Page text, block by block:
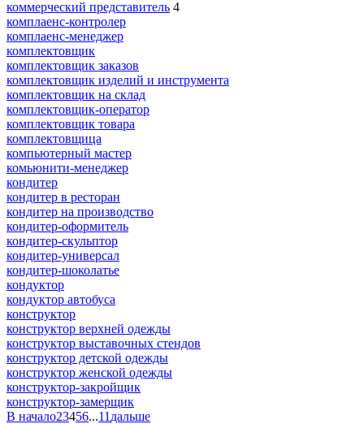
коммерческий представитель 4
комплаенс-контролер
комплаенс-менеджер
комплектовщик
комплектовщик заказов
комплектовщик изделий и инструмента
комплектовщик на склад
комплектовщик-оператор
комплектовщик товара
комплектовщица
компьютерный мастер
комьюнити-менеджер
кондитер
кондитер в ресторан
кондитер на производство
кондитер-оформитель
кондитер-скульптор
кондитер-универсал
кондитер-шоколатье
кондуктор
кондуктор автобуса
конструктор
конструктор верхней одежды
конструктор выставочных стендов
конструктор детской одежды
конструктор женской одежды
конструктор-закройщик
конструктор-замерщик
В начало23456...11 дальше